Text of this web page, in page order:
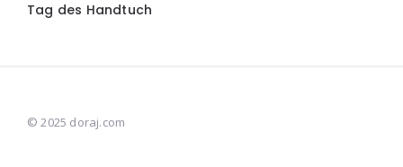
Tag des Handtuch
© 2025 doraj.com